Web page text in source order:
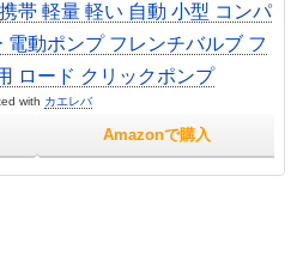
帯 軽量 軽い 自動 小型 コンパ
電動ポンプ フレンチバルブ フ
ロード クリックポンプ
with カエレバ
Amazonで購入